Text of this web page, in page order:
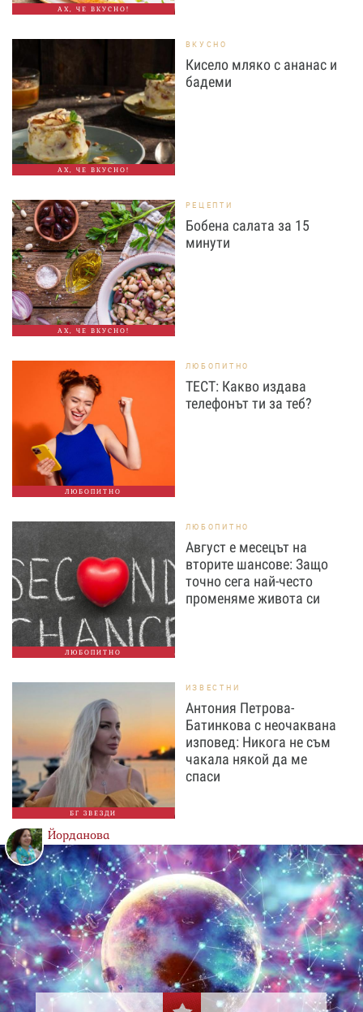
АХ, ЧЕ ВКУСНО!
АХ, ЧЕ ВКУСНО!
ВКУСНО
Кисело мляко с ананас и
бадеми
АХ, ЧЕ ВКУСНО!
РЕЦЕПТИ
Бобена салата за 15
минути
ЛЮБОПИТНО
ЛЮБОПИТНО
ТЕСТ: Какво издава
телефонът ти за теб?
ЛЮБОПИТНО
ЛЮБОПИТНО
Август е месецът на
вторите шансове: Защо
точно сега най-често
променяме живота си
БГ ЗВЕЗДИ
ИЗВЕСТНИ
Антония Петрова-
Батинкова с неочаквана
изповед: Никога не съм
чакала някой да ме
спаси
Йорданова